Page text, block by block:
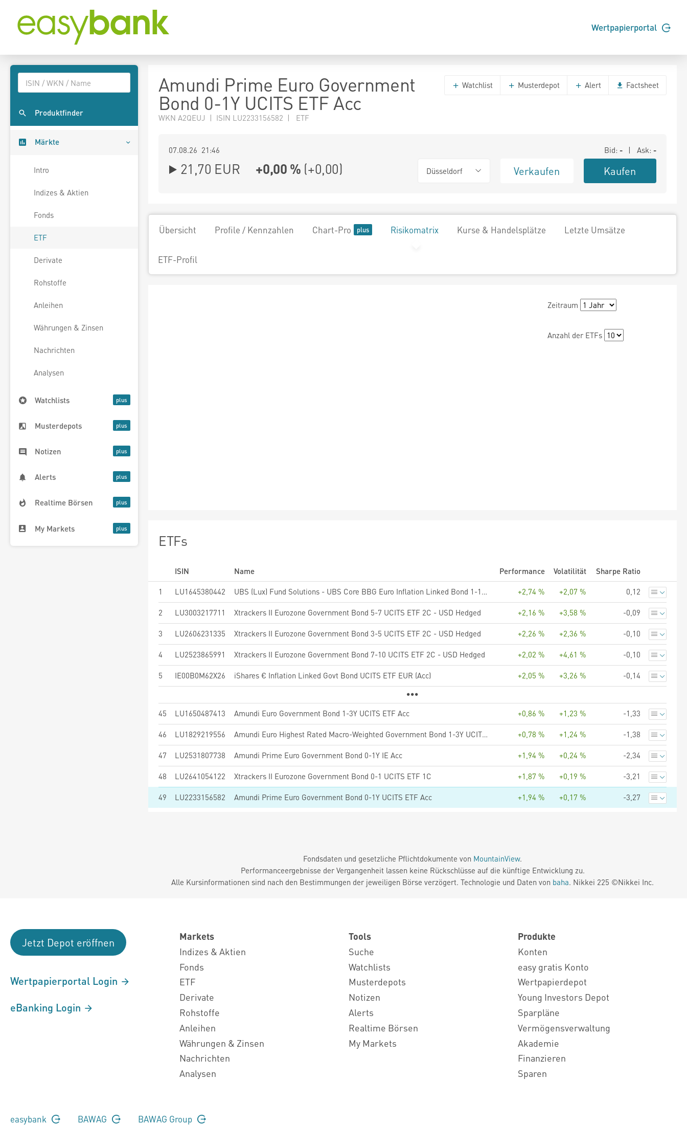
Wertpapierportal
Produktfinder
Märkte
Intro
Indizes & Aktien
Fonds
ETF
Derivate
Rohstoffe
Anleihen
Währungen & Zinsen
Nachrichten
Analysen
Watchlists
Musterdepots
Notizen
Alerts
Realtime Börsen
My Markets
Amundi Prime Euro Government
Bond 0-1Y UCITS ETF Acc
WKN A2QEUJ | ISIN LU2233156582 | ETF
Watchlist Musterdepot Alert Factsheet
07.08.26 21:46 Bid: - | Ask: -
21,70 EUR +0,00 % (+0,00) Düsseldorf Verkaufen Kaufen
Übersicht Profile / Kennzahlen Chart-Pro Risikomatrix Kurse & Handelsplätze Letzte Umsätze
ETF-Profil
Zeitraum
Anzahl der ETFs
ETFs
ISIN Name Performance Volatilität
Sharpe Ratio
1
LU1645380442 UBS (Lux) Fund Solutions - UBS Core BBG Euro Inflation Linked Bond 1-10 UCITS ETF, Klasse EUR acc +2,74 % +2,07 % 0,12
2 LU3003217711 Xtrackers II Eurozone Government Bond 5-7 UCITS ETF 2C - USD Hedged +2,16 % +3,58 % -0,09
3 LU2606231335 Xtrackers II Eurozone Government Bond 3-5 UCITS ETF 2C - USD Hedged +2,26 % +2,36 % -0,10
4 LU2523865991 Xtrackers II Eurozone Government Bond 7-10 UCITS ETF 2C - USD Hedged +2,02 % +4,61 % -0,10
5 IE00B0M62X26 iShares € Inflation Linked Govt Bond UCITS ETF EUR (Acc) +2,05 % +3,26 % -0,14
45 LU1650487413 Amundi Euro Government Bond 1-3Y UCITS ETF Acc +0,86 % +1,23 % -1,33
46 LU1829219556 Amundi Euro Highest Rated Macro-Weighted Government Bond 1-3Y UCITS ETF Acc +0,78 % +1,24 % -1,38
47 LU2531807738 Amundi Prime Euro Government Bond 0-1Y IE Acc +1,94 % +0,24 % -2,34
48 LU2641054122 Xtrackers II Eurozone Government Bond 0-1 UCITS ETF 1C +1,87 % +0,19 % -3,21
49 LU2233156582 Amundi Prime Euro Government Bond 0-1Y UCITS ETF Acc +1,94 % +0,17 % -3,27
Fondsdaten und gesetzliche Pflichtdokumente von MountainView.
Performanceergebnisse der Vergangenheit lassen keine Rückschlüsse auf die künftige Entwicklung zu.
Alle Kursinformationen sind nach den Bestimmungen der jeweiligen Börse verzögert. Technologie und Daten von baha. Nikkei 225 ©Nikkei Inc.
Jetzt Depot eröffnen
Wertpapierportal Login
eBanking Login
Markets
Indizes & Aktien
Fonds
ETF
Derivate
Rohstoffe
Anleihen
Währungen & Zinsen
Nachrichten
Analysen
Tools
Suche
Watchlists
Musterdepots
Notizen
Alerts
Realtime Börsen
My Markets
Produkte
Konten
easy gratis Konto
Wertpapierdepot
Young Investors Depot
Sparpläne
Vermögensverwaltung
Akademie
Finanzieren
Sparen
easybank BAWAG BAWAG Group